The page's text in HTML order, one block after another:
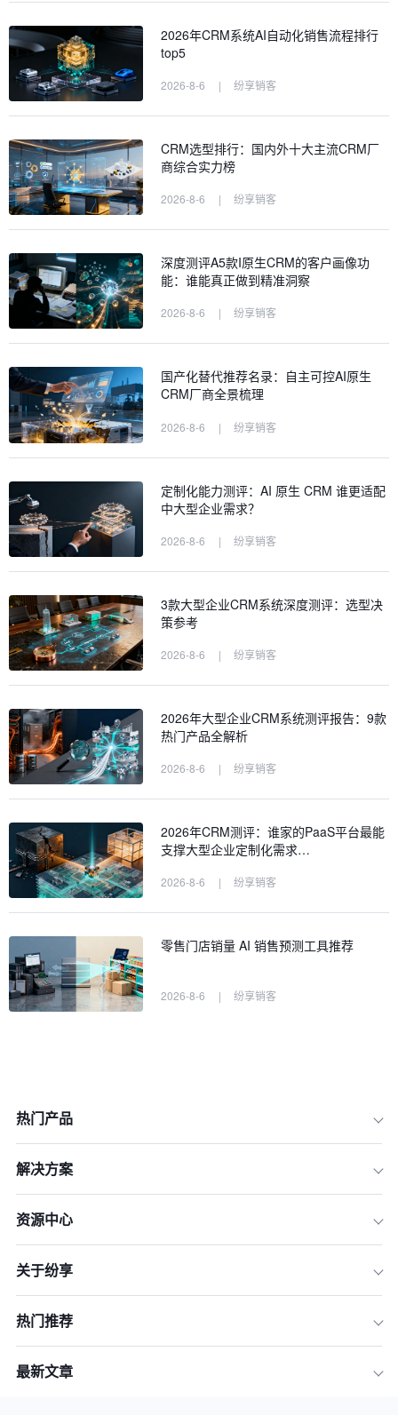
2026年CRM系统AI自动化销售流程排行
top5
2026-8-6 | 纷享销客
CRM选型排行：国内外十大主流CRM厂
商综合实力榜
2026-8-6 | 纷享销客
深度测评A5款I原生CRM的客户画像功
能：谁能真正做到精准洞察
2026-8-6 | 纷享销客
国产化替代推荐名录：自主可控AI原生
CRM厂商全景梳理
2026-8-6 | 纷享销客
定制化能力测评：AI 原生 CRM 谁更适配
中大型企业需求？
2026-8-6 | 纷享销客
3款大型企业CRM系统深度测评：选型决
策参考
2026-8-6 | 纷享销客
2026年大型企业CRM系统测评报告：9款
热门产品全解析
2026-8-6 | 纷享销客
2026年CRM测评：谁家的PaaS平台最能
支撑大型企业定制化需求…
2026-8-6 | 纷享销客
零售门店销量 AI 销售预测工具推荐
2026-8-6 | 纷享销客
热门产品
解决方案
资源中心
关于纷享
热门推荐
最新文章